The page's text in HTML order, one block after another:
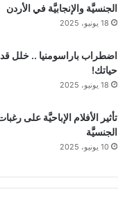
الجنسيَّة والإنجابيَّة في الأردن
18 يونيو، 2025
اضطراب باراسومنيا .. خلل
حياتك!
18 يونيو، 2025
تأثير الأفلام الإباحيَّة على
الجنسيَّة
10 يونيو، 2025